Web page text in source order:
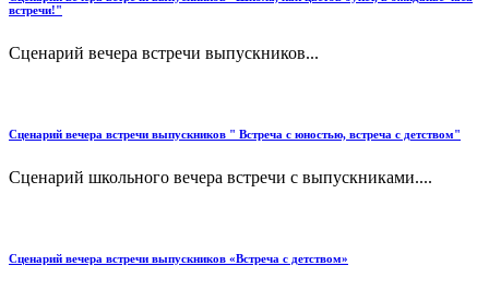
встречи!"
Сценарий вечера встречи выпускников...
Сценарий вечера встречи выпускников " Встреча с юностью, встреча с детством"
Сценарий школьного вечера встречи с выпускниками....
Сценарий вечера встречи выпускников «Встреча с детством»